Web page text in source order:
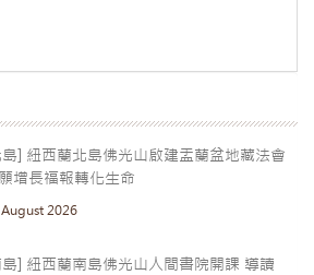
] 紐西蘭北島佛光山啟建盂蘭盆地藏法會
增長福報轉化生命
2026
] 紐西蘭南島佛光山人間書院開課 導讀